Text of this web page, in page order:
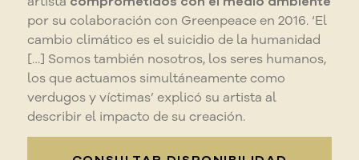
por su colaboración con Greenpeace en 2016. ‘El
cambio climático es el suicidio de la humanidad
[…] Somos también nosotros, los seres humanos,
los que actuamos simultáneamente como
verdugos y víctimas’ explicó su artista al
describir el impacto de su creación.